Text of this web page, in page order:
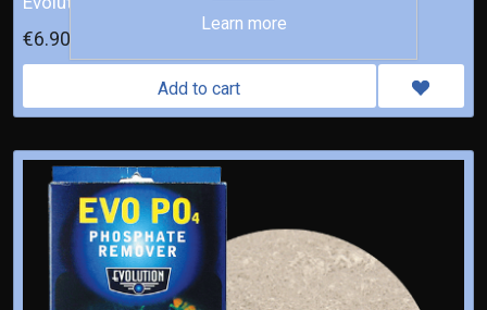
€6.90
Add to cart
Learn more